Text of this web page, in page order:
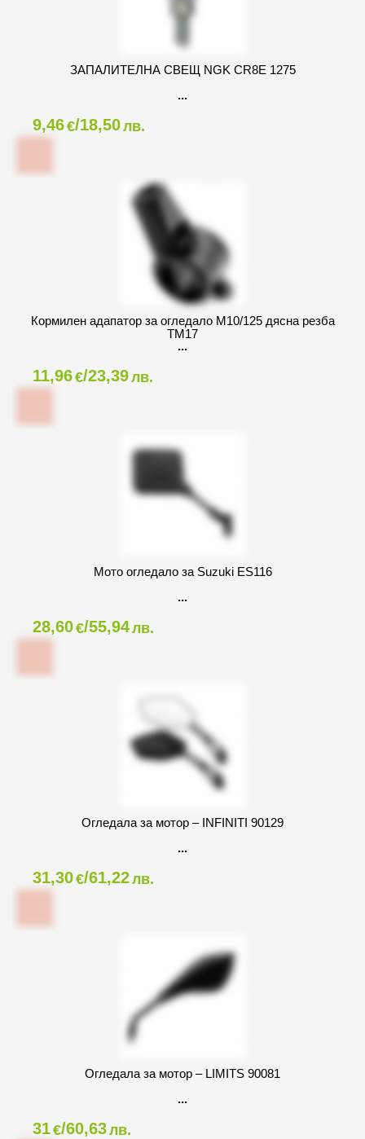
ЗАПАЛИТЕЛНА СВЕЩ NGK CR8E 1275
9,46€/18,50лв.
Кормилен адапатор за огледало M10/125 дясна резба
TM17
11,96€/23,39лв.
Мото огледало за Suzuki ES116
28,60€/55,94лв.
Огледала за мотор – INFINITI 90129
31,30€/61,22лв.
Огледала за мотор – LIMITS 90081
31€/60,63лв.